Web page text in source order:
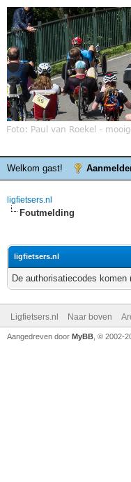
Welkom gast!
ligfietsers.nl
Foutmelding
ligfietsers.nl
De authorisatiecodes
Ligfietsers.nl Naar boven
Aangedreven door MyBB , © 2002-